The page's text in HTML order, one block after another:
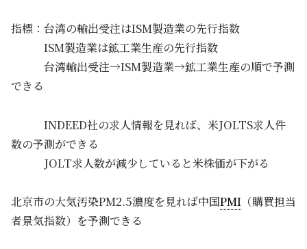
指標：台湾の輸出受注はISM製造業の先行指数
ISM製造業は鉱工業生産の先行指数
台湾輸出受注→ISM製造業→鉱工業生産の順で予測
できる
INDEED社の求人情報を見れば、米JOLTS求人件
数の予測ができる
JOLT求人数が減少していると米株価が下がる
北京市の大気汚染PM2.5濃度を見れば中国PMI （購買担当
者景気指数）を予測できる